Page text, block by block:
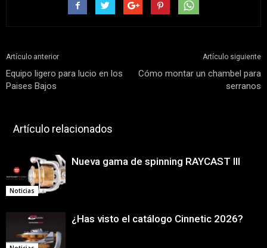
Artículo anterior
Equipo ligero para lucio en los
Paises Bajos
Artículo siguiente
Cómo montar un chambel para
serranos
Artículo relacionados
Noticias
Nueva gama de spinning RAYCAST III
¿Has visto el catálogo Cinnetic 2026?